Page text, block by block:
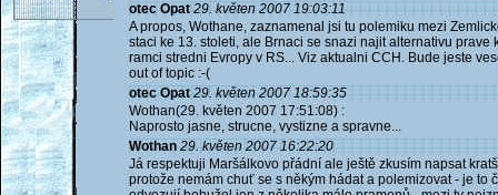
otec Opat 29. květen 2007 19:03:11
A propos, Wothane, zaznamenal jsi tu polemiku mezi
staci ke 13. stoleti, ale Brnaci se snazi najit alternativu
ramci stredni Evropy v RS... Viz aktualni CCH. Bude jeste
out of topic :-(
otec Opat 29. květen 2007 18:59:35
Wothan(29. květen 2007 17:51:08) :
Naprosto jasne, strucne, vystizne a spravne...
Wothan 29. květen 2007 16:22:20
Já respektuji Maršálkovo přádní ale ještě zkusím napsat
protože nemám chuť se s někým hádat a polemizovat - je to